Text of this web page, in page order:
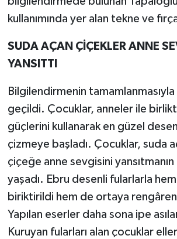
kullanımında yer alan tekne ve
SUDA AÇAN ÇİÇEKLER ANNE
YANSITTI
Bilgilendirmenin
geçildi. Çocuklar, anneler ile
güçlerini kullanarak en güzel
çizmeye başladı. Çocuklar, suda
çiçeğe anne sevgisini
yaşadı. Ebru desenli fularlarla
biriktirildi hem de ortaya
Yapılan eserler daha sona ipe
Kuruyan fularları alan çocuklar